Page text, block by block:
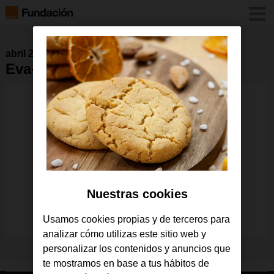
abril 2023
Eva-Aprende-Fundacion-Orange
Nuestras cookies
Usamos cookies propias y de terceros para
analizar cómo utilizas este sitio web y
personalizar los contenidos y anuncios que
te mostramos en base a tus hábitos de